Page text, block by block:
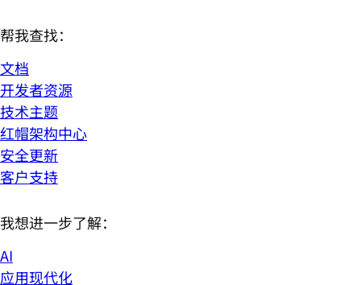
帮我查找：
文档
开发者资源
技术主题
红帽架构中心
安全更新
客户支持
我想进一步了解：
AI
应用现代化